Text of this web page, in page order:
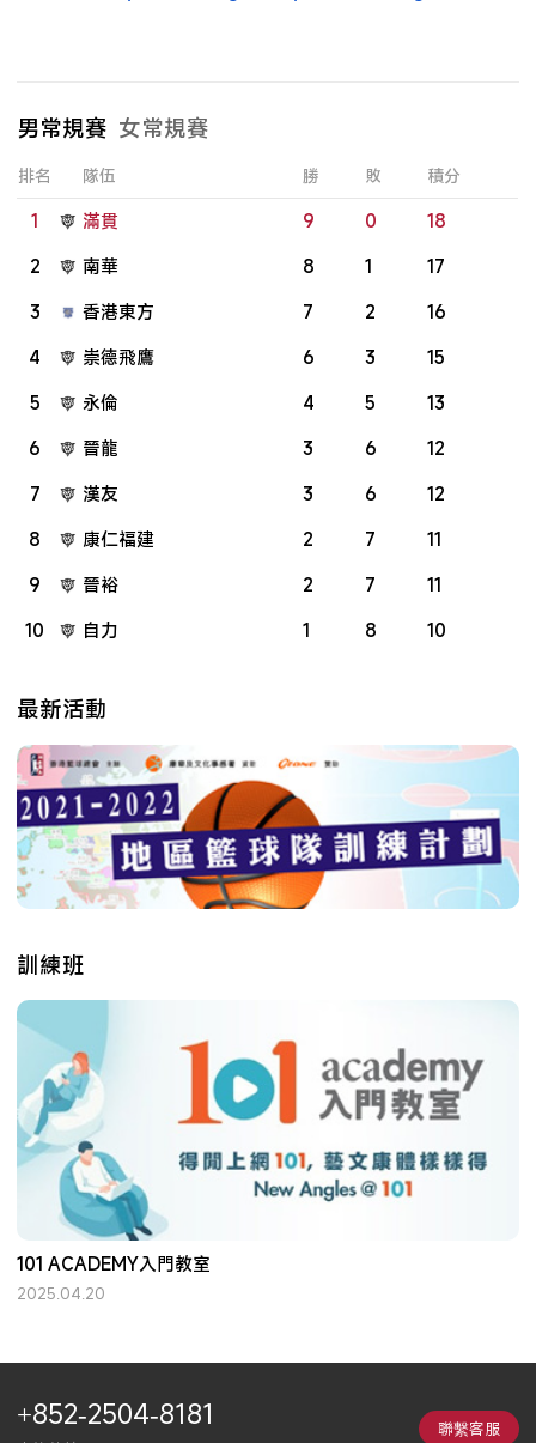
男常規賽 女常規賽
排名 隊伍 勝 敗 積分
1 滿貫 9 0
18
2
南華 8 1
17
3
香港東方 7 2
16
4
崇德飛鷹 6 3
15
5
永倫 4 5
13
6
晉龍 3 6
12
7
漢友 3 6
12
8
康仁福建 2 7
11
9
晉裕 2 7
11
10
自力 1 8 10
最新活動
訓練班
101 ACADEMY入門教室
2025.04.20
+852-2504-8181 聯繫客服